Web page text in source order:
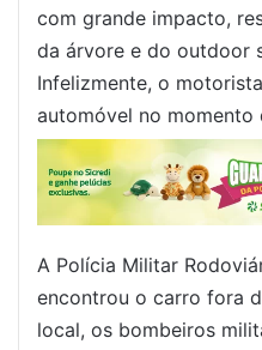
com grande impacto,
da árvore e do outdoor
Infelizmente, o
automóvel no momento
A Polícia Militar
encontrou o carro fora
local, os bombeiros